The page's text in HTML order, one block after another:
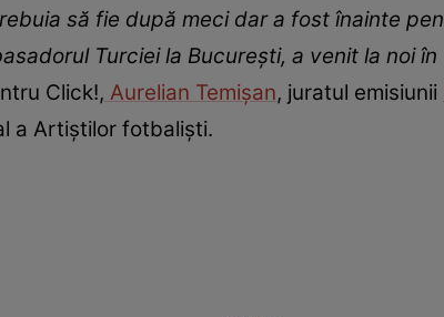
să fie după meci dar a fost înainte
Turciei la București, a venit la noi
Click!, Aurelian Temișan, juratul emisiunii
a Artiștilor fotbaliști.